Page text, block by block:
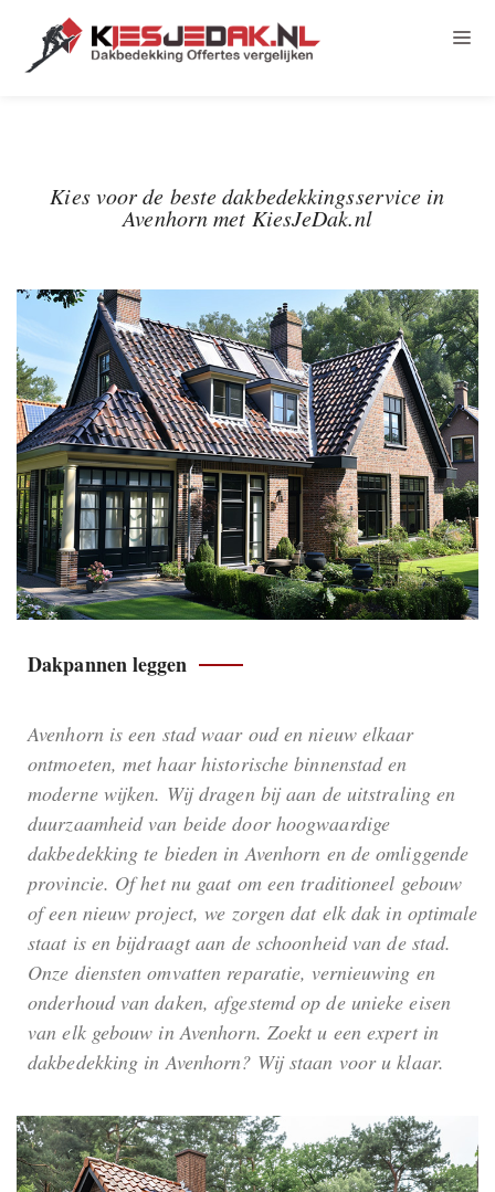
Kies voor de beste dakbedekkingsservice in
Avenhorn met KiesJeDak.nl
Dakpannen leggen
Avenhorn is een stad waar oud en nieuw elkaar
ontmoeten, met haar historische binnenstad en
moderne wijken. Wij dragen bij aan de uitstraling en
duurzaamheid van beide door hoogwaardige
dakbedekking te bieden in Avenhorn en de omliggende
provincie. Of het nu gaat om een traditioneel gebouw
of een nieuw project, we zorgen dat elk dak in optimale
staat is en bijdraagt aan de schoonheid van de stad.
Onze diensten omvatten reparatie, vernieuwing en
onderhoud van daken, afgestemd op de unieke eisen
van elk gebouw in Avenhorn. Zoekt u een expert in
dakbedekking in Avenhorn? Wij staan voor u klaar.